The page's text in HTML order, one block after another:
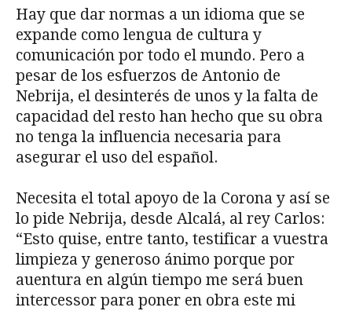
Hay que dar normas a un idioma que se
expande como lengua de cultura y
comunicación por todo el mundo. Pero a
pesar de los esfuerzos de Antonio de
Nebrija, el desinterés de unos y la falta de
capacidad del resto han hecho que su obra
no tenga la influencia necesaria para
asegurar el uso del español.
Necesita el total apoyo de la Corona y así se
lo pide Nebrija, desde Alcalá, al rey Carlos:
“Esto quise, entre tanto, testificar a vuestra
limpieza y generoso ánimo porque por
auentura en algún tiempo me será buen
intercessor para poner en obra este mi